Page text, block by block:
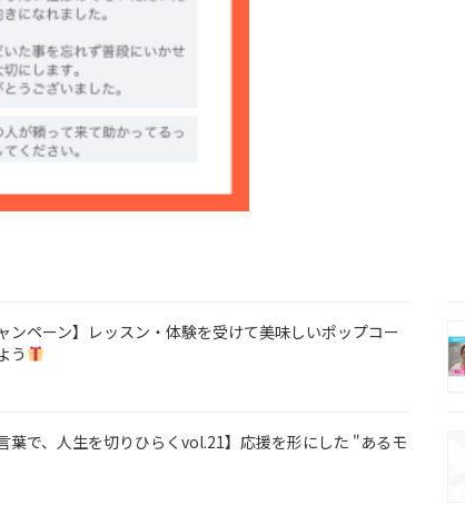
ンペーン】レッスン・体験を受けて美味しいポップコー
う
葉で、人生を切りひらくvol.21】応援を形にした "あるモ